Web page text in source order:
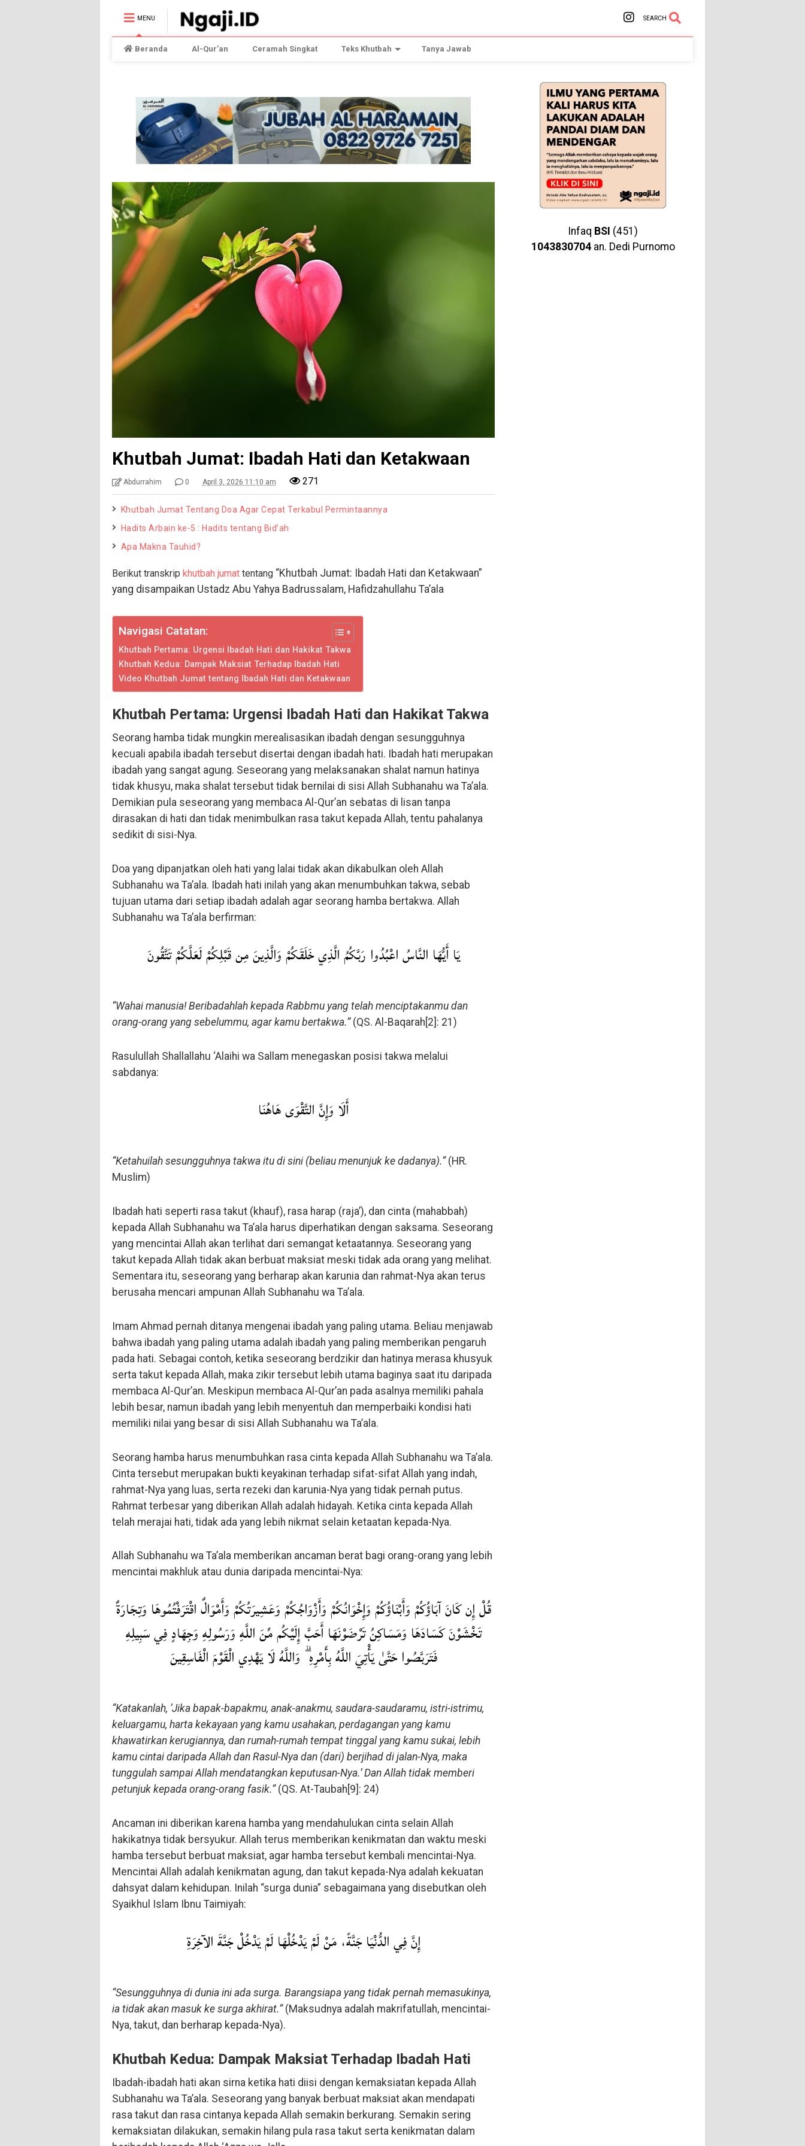
MENU SEARCH
Beranda Al-Qur’an Ceramah Singkat Teks Khutbah Tanya Jawab
Khutbah Jumat: Ibadah Hati dan Ketakwaan
Abdurrahim 0 April 3, 2026 11:10 am 271
Khutbah Jumat Tentang Doa Agar Cepat Terkabul Permintaannya
Hadits Arbain ke-5 : Hadits tentang Bid’ah
Apa Makna Tauhid?
Berikut transkrip khutbah jumattentang “Khutbah Jumat: Ibadah Hati dan Ketakwaan”
yang disampaikan Ustadz Abu Yahya Badrussalam, Hafidzahullahu Ta’ala
Navigasi Catatan:
Khutbah Pertama: Urgensi Ibadah Hati dan Hakikat Takwa
Khutbah Kedua: Dampak Maksiat Terhadap Ibadah Hati
Video Khutbah Jumat tentang Ibadah Hati dan Ketakwaan
Khutbah Pertama: Urgensi Ibadah Hati dan Hakikat Takwa
Seorang hamba tidak mungkin merealisasikan ibadah dengan sesungguhnya
kecuali apabila ibadah tersebut disertai dengan ibadah hati. Ibadah hati merupakan
ibadah yang sangat agung. Seseorang yang melaksanakan shalat namun hatinya
tidak khusyu, maka shalat tersebut tidak bernilai di sisi Allah Subhanahu wa Ta’ala.
Demikian pula seseorang yang membaca Al-Qur’an sebatas di lisan tanpa
dirasakan di hati dan tidak menimbulkan rasa takut kepada Allah, tentu pahalanya
sedikit di sisi-Nya.
Doa yang dipanjatkan oleh hati yang lalai tidak akan dikabulkan oleh Allah
Subhanahu wa Ta’ala. Ibadah hati inilah yang akan menumbuhkan takwa, sebab
tujuan utama dari setiap ibadah adalah agar seorang hamba bertakwa. Allah
Subhanahu wa Ta’ala berfirman:
يَا أَيُّهَا النَّاسُ اعْبُدُوا رَبَّكُمُ الَّذِي خَلَقَكُمْ وَالَّذِينَ مِن قَبْلِكُمْ لَعَلَّكُمْ تَتَّقُونَ
“Wahai manusia! Beribadahlah kepada Rabbmu yang telah menciptakanmu dan
orang-orang yang sebelummu, agar kamu bertakwa.”(QS. Al-Baqarah[2]: 21)
Rasulullah Shallallahu ‘Alaihi wa Sallam menegaskan posisi takwa melalui
sabdanya:
أَلَا وَإِنَّ التَّقْوَى هَاهُنَا
“Ketahuilah sesungguhnya takwa itu di sini (beliau menunjuk ke dadanya).”(HR.
Muslim)
Ibadah hati seperti rasa takut (khauf), rasa harap (raja’), dan cinta (mahabbah)
kepada Allah Subhanahu wa Ta’ala harus diperhatikan dengan saksama. Seseorang
yang mencintai Allah akan terlihat dari semangat ketaatannya. Seseorang yang
takut kepada Allah tidak akan berbuat maksiat meski tidak ada orang yang melihat.
Sementara itu, seseorang yang berharap akan karunia dan rahmat-Nya akan terus
berusaha mencari ampunan Allah Subhanahu wa Ta’ala.
Imam Ahmad pernah ditanya mengenai ibadah yang paling utama. Beliau menjawab
bahwa ibadah yang paling utama adalah ibadah yang paling memberikan pengaruh
pada hati. Sebagai contoh, ketika seseorang berdzikir dan hatinya merasa khusyuk
serta takut kepada Allah, maka zikir tersebut lebih utama baginya saat itu daripada
membaca Al-Qur’an. Meskipun membaca Al-Qur’an pada asalnya memiliki pahala
lebih besar, namun ibadah yang lebih menyentuh dan memperbaiki kondisi hati
memiliki nilai yang besar di sisi Allah Subhanahu wa Ta’ala.
Seorang hamba harus menumbuhkan rasa cinta kepada Allah Subhanahu wa Ta’ala.
Cinta tersebut merupakan bukti keyakinan terhadap sifat-sifat Allah yang indah,
rahmat-Nya yang luas, serta rezeki dan karunia-Nya yang tidak pernah putus.
Rahmat terbesar yang diberikan Allah adalah hidayah. Ketika cinta kepada Allah
telah merajai hati, tidak ada yang lebih nikmat selain ketaatan kepada-Nya.
Allah Subhanahu wa Ta’ala memberikan ancaman berat bagi orang-orang yang lebih
mencintai makhluk atau dunia daripada mencintai-Nya:
قُلْ إِن كَانَ آبَاؤُكُمْ وَأَبْنَاؤُكُمْ وَإِخْوَانُكُمْ وَأَزْوَاجُكُمْ وَعَشِيرَتُكُمْ وَأَمْوَالٌ اقْتَرَفْتُمُوهَا وَتِجَارَةٌ
تَخْشَوْنَ كَسَادَهَا وَمَسَاكِنُ تَرْضَوْنَهَا أَحَبَّ إِلَيْكُم مِّنَ اللَّهِ وَرَسُولِهِ وَجِهَادٍ فِي سَبِيلِهِ
فَتَرَبَّصُوا حَتَّىٰ يَأْتِيَ اللَّهُ بِأَمْرِهِ ۗ وَاللَّهُ لَا يَهْدِي الْقَوْمَ الْفَاسِقِينَ
“Katakanlah, ‘Jika bapak-bapakmu, anak-anakmu, saudara-saudaramu, istri-istrimu,
keluargamu, harta kekayaan yang kamu usahakan, perdagangan yang kamu
khawatirkan kerugiannya, dan rumah-rumah tempat tinggal yang kamu sukai, lebih
kamu cintai daripada Allah dan Rasul-Nya dan (dari) berjihad di jalan-Nya, maka
tunggulah sampai Allah mendatangkan keputusan-Nya.’ Dan Allah tidak memberi
petunjuk kepada orang-orang fasik.”(QS. At-Taubah[9]: 24)
Ancaman ini diberikan karena hamba yang mendahulukan cinta selain Allah
hakikatnya tidak bersyukur. Allah terus memberikan kenikmatan dan waktu meski
hamba tersebut berbuat maksiat, agar hamba tersebut kembali mencintai-Nya.
Mencintai Allah adalah kenikmatan agung, dan takut kepada-Nya adalah kekuatan
dahsyat dalam kehidupan. Inilah “surga dunia” sebagaimana yang disebutkan oleh
Syaikhul Islam Ibnu Taimiyah:
إِنَّ فِي الدُّنْيَا جَنَّةً، مَنْ لَمْ يَدْخُلْهَا لَمْ يَدْخُلْ جَنَّةَ الآخِرَةِ
“Sesungguhnya di dunia ini ada surga. Barangsiapa yang tidak pernah memasukinya,
ia tidak akan masuk ke surga akhirat.”(Maksudnya adalah makrifatullah, mencintai-
Nya, takut, dan berharap kepada-Nya).
Khutbah Kedua: Dampak Maksiat Terhadap Ibadah Hati
Ibadah-ibadah hati akan sirna ketika hati diisi dengan kemaksiatan kepada Allah
Subhanahu wa Ta’ala. Seseorang yang banyak berbuat maksiat akan mendapati
rasa takut dan rasa cintanya kepada Allah semakin berkurang. Semakin sering
kemaksiatan dilakukan, semakin hilang pula rasa takut serta kenikmatan dalam
Infaq BSI (451)
1043830704an. Dedi Purnomo